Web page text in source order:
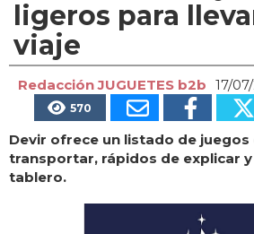
ligeros para
viaje
Redacción JUGUETES b2b 17/
570
Devir ofrece un listado de
transportar, rápidos de explicar
tablero.